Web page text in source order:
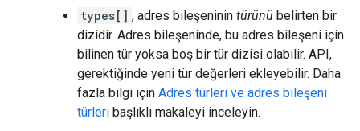
types[] , adres bileşeninin türünü belirten bir
dizidir. Adres bileşeninde, bu adres bileşeni için
bilinen tür yoksa boş bir tür dizisi olabilir. API,
gerektiğinde yeni tür değerleri ekleyebilir. Daha
fazla bilgi için Adres türleri ve adres bileşeni
türleri başlıklı makaleyi inceleyin.